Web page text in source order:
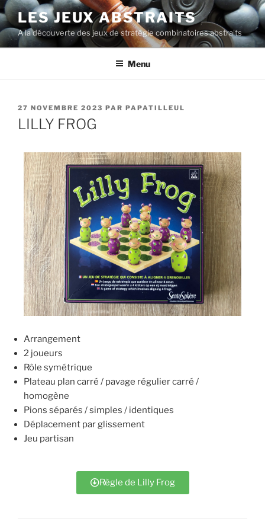
LES JEUX ABSTRAITS
A la découverte des jeux de stratégie combinatoires abstraits
Menu
27 NOVEMBRE 2023 PAR PAPATILLEUL
LILLY FROG
Arrangement
2 joueurs
Rôle symétrique
Plateau plan carré / pavage régulier carré /
homogène
Pions séparés / simples / identiques
Déplacement par glissement
Jeu partisan
Règle de Lilly Frog